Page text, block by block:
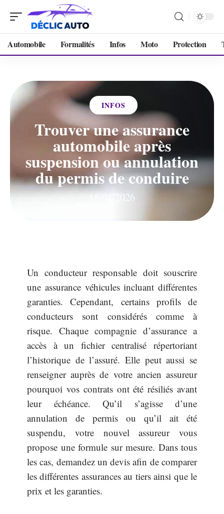
Automobile Formalités Infos Moto Protection
INFOS
Trouver une assurance
automobile après
suspension ou annulation
du permis de conduire
18/01/2026
Un conducteur responsable doit souscrire
une assurance véhicules incluant différentes
garanties. Cependant, certains profils de
conducteurs sont considérés comme à
risque. Chaque compagnie d’assurance a
accès à un fichier centralisé répertoriant
l’historique de l’assuré. Elle peut aussi se
renseigner auprès de votre ancien assureur
pourquoi vos contrats ont été résiliés avant
leur échéance. Qu’il s’agisse d’une
annulation de permis ou qu’il ait été
suspendu, votre nouvel assureur vous
propose une formule sur mesure. Dans tous
les cas, demandez un devis afin de comparer
les différentes assurances au tiers ainsi que le
prix et les garanties.